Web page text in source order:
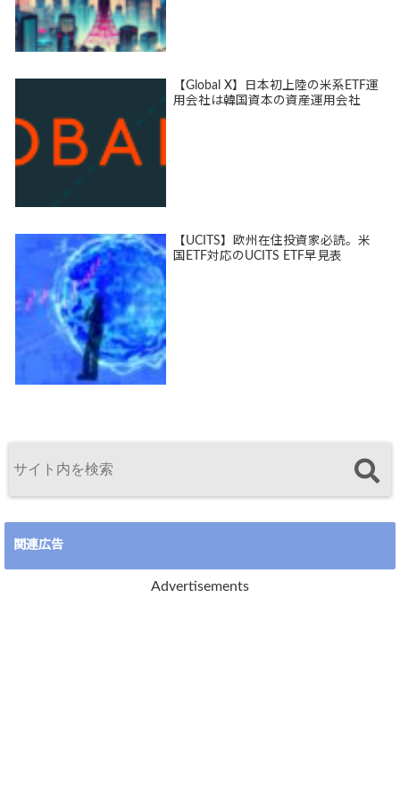
【Global X】日本初上陸の米系ETF運
用会社は韓国資本の資産運用会社
【UCITS】欧州在住投資家必読。米
国ETF対応のUCITS ETF早見表
関連広告
Advertisements